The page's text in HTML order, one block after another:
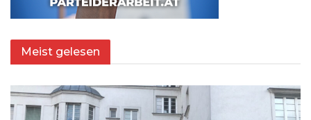
Meist gelesen